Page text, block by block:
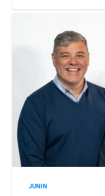
JUNIN